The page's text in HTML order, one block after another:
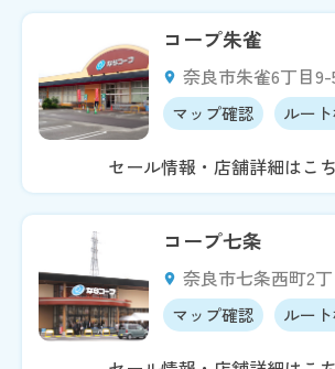
コープ朱雀
奈良市朱雀6丁目9-
マップ確認 ルー
セール情報・店舗詳細はこ
コープ七条
奈良市七条西町2丁
マップ確認 ルー